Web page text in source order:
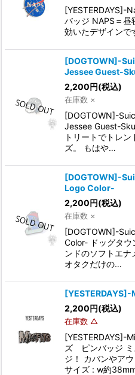
[YESTERDAYS]-
バッジ NAPS＝昼
効いたデザインで
[DOGTOWN]-
Jessee Guest-
2,200円(税込)
在庫数 ×
[DOGTOWN]-
Jessee Guest-
トリートでトレ
ズ。 もはや…
[DOGTOWN]-
Logo Color-
2,200円(税込)
在庫数 ×
[DOGTOWN]-
Color- ドッグタ
ンドのソフトエ
オタクだけの…
2,200円(税込)
在庫数 △
[YESTERDAYS]-
ズ ピンバッジ ミ
ジ！ カバンやア
サイズ : w約